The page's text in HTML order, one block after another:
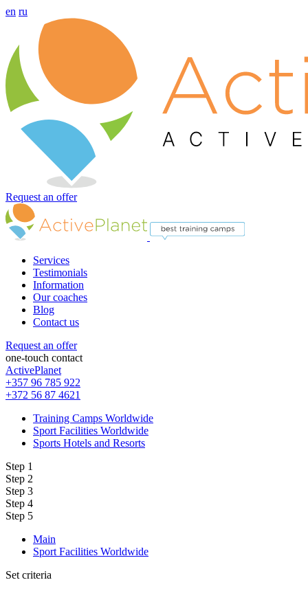
en ru
Request an offer
Services
Testimonials
Information
Our coaches
Blog
Contact us
Request an offer
one-touch contact
ActivePlanet
+357 96 785 922
+372 56 87 4621
Training Camps Worldwide
Sport Facilities Worldwide
Sports Hotels and Resorts
Step 1
Step 2
Step 3
Step 4
Step 5
Main
Sport Facilities Worldwide
Set criteria